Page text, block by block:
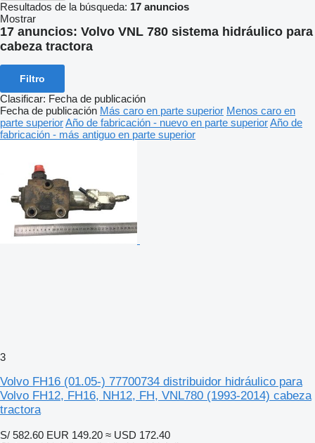
Resultados de la búsqueda: 17 anuncios
Mostrar
17 anuncios: Volvo VNL 780 sistema hidráulico para
cabeza tractora
Filtro
Clasificar: Fecha de publicación
Fecha de publicación Más caro en parte superior Menos caro en
parte superiorAño de fabricación - nuevo en parte superiorAño de
fabricación - más antiguo en parte superior
3
Volvo FH16 (01.05-) 77700734 distribuidor hidráulico para
Volvo FH12, FH16, NH12, FH, VNL780 (1993-2014) cabeza
tractora
S/ 582.60 EUR 149.20 ≈ USD 172.40